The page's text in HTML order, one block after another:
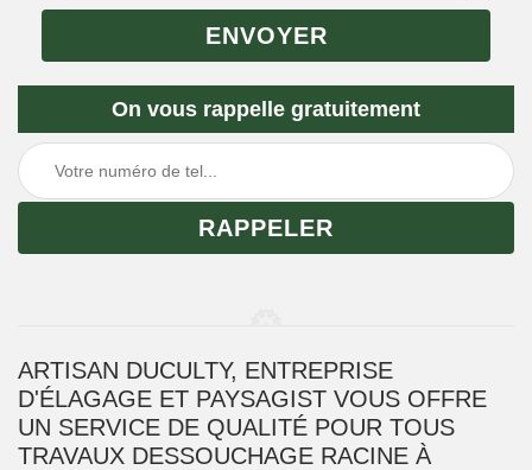
On vous rappelle gratuitement
ARTISAN DUCULTY, ENTREPRISE
D'ÉLAGAGE ET PAYSAGIST VOUS OFFRE
UN SERVICE DE QUALITÉ POUR TOUS
TRAVAUX DESSOUCHAGE RACINE À